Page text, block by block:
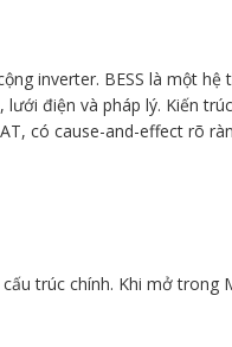
inverter. BESS là một
lưới điện và pháp lý. Kiến
có cause-and-effect rõ
trúc chính. Khi mở